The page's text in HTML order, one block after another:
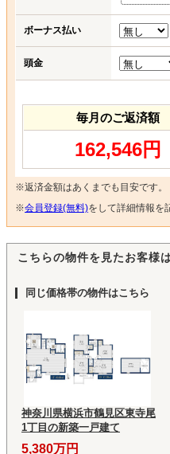
ボーナス払い
頭金
毎月のご返済額
162,546円
※返済金額はあくまでも目安です。
※会員登録(無料)をして詳細情報を
こちらの物件を見たお客様
同じ価格帯の物件はこちら
神奈川県横浜市鶴見区東寺尾
1丁目の新築一戸建て
5,380万円